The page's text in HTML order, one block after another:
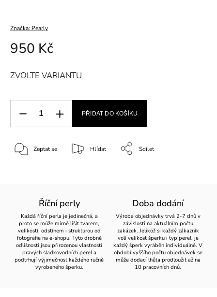
Značka: Pearly
950 Kč
ZVOLTE VARIANTU
PŘIDAT DO KOŠÍKU
Zeptat se Hlídat Sdílet
Říční perly
Každá říční perla je jedinečná, a
proto se může mírně lišit tvarem,
velikostí, odstínem i strukturou od
fotografie na e-shopu. Tyto drobné
odlišnosti jsou přirozenou vlastností
pravých sladkovodních perel a
podtrhují výjimečnost každého ručně
vyrobeného šperku.
Doba dodání
Výroba objednávky trvá 2-7 dnů v
závislosti na aktuálním počtu
zakázek. Jelikož si každý zákazník
volí velikost šperku i typ perel, je
každý šperk vyráběn individuálně. V
období vyššího počtu objednávek se
může dodací lhůta prodloužit až na
10 pracovních dnů.